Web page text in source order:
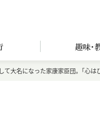
趣味･
て大名になった家康家臣団｡「心